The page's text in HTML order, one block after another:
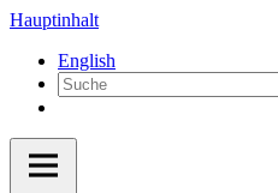
Hauptinhalt
English